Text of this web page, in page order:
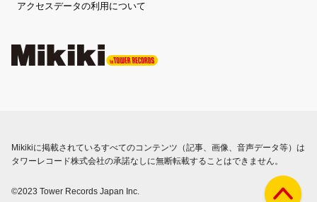
アクセスデータの利用について
Mikikiに掲載されているすべてのコンテンツ（記事、画像、音声データ等）は
タワーレコード株式会社の承諾なしに無断転載することはできません。
©2023 Tower Records Japan Inc.